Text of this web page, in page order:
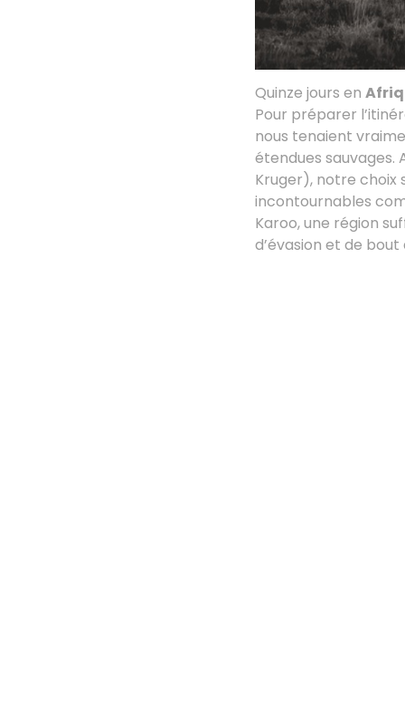
Quinze jours en
Pour préparer
nous tenaient
étendues
Kruger), notre choix
incontournables
Karoo, une région
d’évasion et de